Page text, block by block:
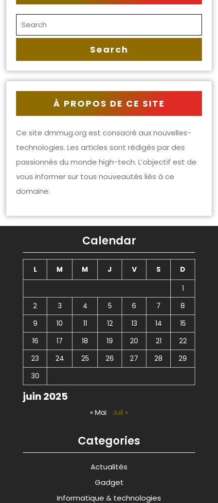
À PROPOS DE CE SITE
Ce site dmmug.org est consacré aux nouvelles-
technologies. Les articles sont rédigés par des
passionnés du monde high-tech. L’objectif est de
vous informer sur tous nouveautés liés à ce
domaine.
Calendar
juin 2025
L M M J V S
D
1
2
3 4 5 6 7
8
9
10 11 12 13 14
15
16
17 18 19 20 21
22
23
24 25 26 27 28
29
30
« Mai Juil »
Categories
Actualités
Gadget
Informatique & technologies